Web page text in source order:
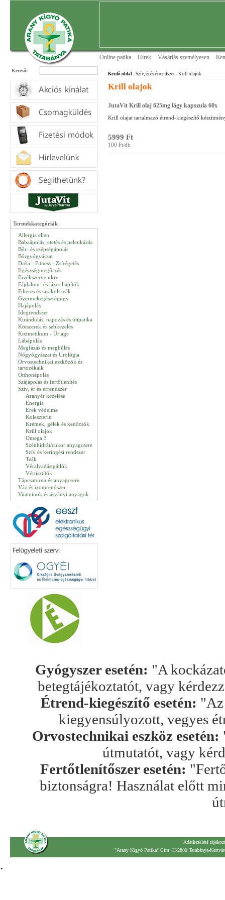
Online patika Hírek Vásárlás személyesen
Keresõ:
Termékkategóriák
Allergia ellen
Babaápolás, etetés és pelenkázás
Bőr- és szépségápolás
Bőrgyógyászat
Diéta - Fitness - Zsírégetés
Egészségmegőrzés
Érzékszerveinkre
Fájdalom- és lázcsillapítók
Filteres és tasakolt teák
Gyermekegészségügy
Hajápolás
Idegrendszer
Kirándulás, napozás és útipatika
Kötszerek és sebkezelés
Kozmetikum - Uriage
Lábápolás
Megfázás és meghűlés
Nőgyógyászat és Urológia
Orvostechnikai eszközök és
tartozékaik
Otthonápolás
Szájápolás és fertőtlenítés
Szív, ér és érrendszer
Aranyér kezelése
Energia
Erek védelme
Koleszterin
Krémek, gélek és kenőcsök
Krill olajok
Omega 3
Szénhidrát/cukor anyagcsere
Szív és keringési rendszer
Teák
Véralvadástgátlók
Vértisztítók
Tápcsatorna és anyagcsere
Váz és izomrendszer
Vitaminok és ásványi anyagok
Kezdõ oldal - Szív, ér és érrendszer - Krill olajok
Krill olajok
JutaVit Krill olaj 625mg lágy kapszula 60x
Krill olajat tartalmazó étrend-kiegészítő
5999 Ft
100 Ft/db
Gyógyszer esetén: "A
betegtájékoztatót, vagy
Étrend-kiegészítő esetén: "Az
kiegyensúlyozott, vegyes
Orvostechnikai eszköz esetén:
útmutatót, vagy
Fertőtlenítőszer esetén:
biztonságra! Használat előtt
Adatkezelési
"Arany Kígyó Patika" Cím: H-2800 Tatabánya-
.